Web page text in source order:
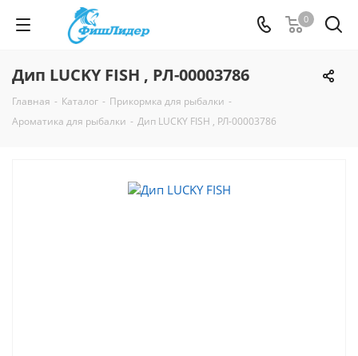
0
Дип LUCKY FISH , РЛ-00003786
Главная - Каталог - Прикормка для рыбалки -
Ароматика для рыбалки - Дип LUCKY FISH , РЛ-00003786